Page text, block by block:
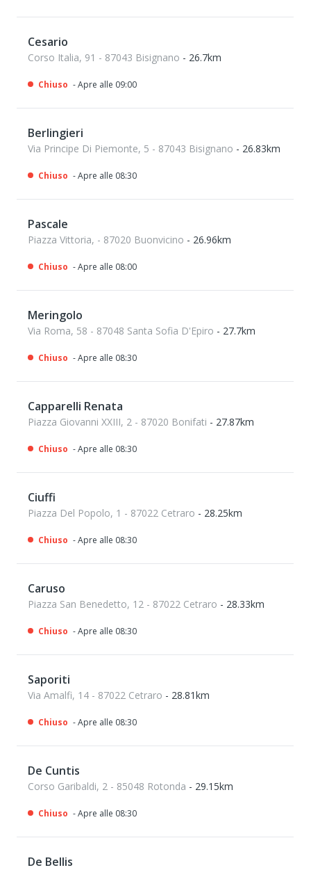
Cesario
Corso Italia, 91 - 87043 Bisignano - 26.7km
Chiuso - Apre alle 09:00
Berlingieri
Via Principe Di Piemonte, 5 - 87043 Bisignano - 26.83km
Chiuso - Apre alle 08:30
Pascale
Piazza Vittoria, - 87020 Buonvicino - 26.96km
Chiuso - Apre alle 08:00
Meringolo
Via Roma, 58 - 87048 Santa Sofia D'Epiro - 27.7km
Chiuso - Apre alle 08:30
Capparelli Renata
Piazza Giovanni XXIII, 2 - 87020 Bonifati - 27.87km
Chiuso - Apre alle 08:30
Ciuffi
Piazza Del Popolo, 1 - 87022 Cetraro - 28.25km
Chiuso - Apre alle 08:30
Caruso
Piazza San Benedetto, 12 - 87022 Cetraro - 28.33km
Chiuso - Apre alle 08:30
Saporiti
Via Amalfi, 14 - 87022 Cetraro - 28.81km
Chiuso - Apre alle 08:30
De Cuntis
Corso Garibaldi, 2 - 85048 Rotonda - 29.15km
Chiuso - Apre alle 08:30
De Bellis